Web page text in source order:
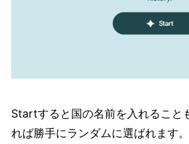
Startすると国の名前を入れること
れば勝手にランダムに選ばれます。